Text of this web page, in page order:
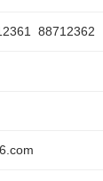
88712362